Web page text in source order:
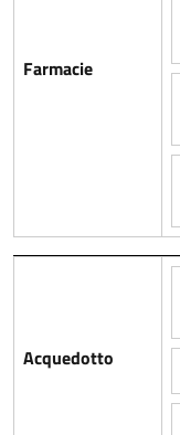
Farmacie
Acquedotto